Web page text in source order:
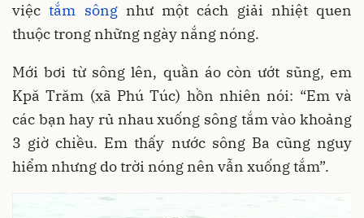
việctắm sôngnhư một cách giải nhiệt quen
thuộc trong những ngày nắng nóng.
Mới bơi từ sông lên, quần áo còn ướt sũng, em
Kpă Trăm (xã Phú Túc) hồn nhiên nói: “Em và
các bạn hay rủ nhau xuống sông tắm vào khoảng
3 giờ chiều. Em thấy nước sông Ba cũng nguy
hiểm nhưng do trời nóng nên vẫn xuống tắm”.